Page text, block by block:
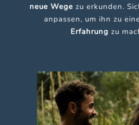
neue Wege zu erkunden.
anpassen, um ihn zu
Erfahrung zu